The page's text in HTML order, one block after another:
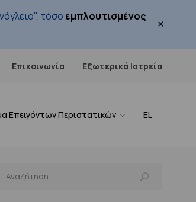
τόσο εμπλουτισμένος
×
Επικοινωνία Εξωτερικά Ιατρεία
Επειγόντων Περιστατικών EL